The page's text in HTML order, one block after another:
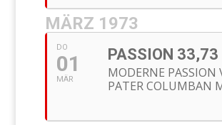
MÄRZ 1973
DO
01
MÄR
PASSION 33,73
MODERNE PASSION
PATER COLUMBAN